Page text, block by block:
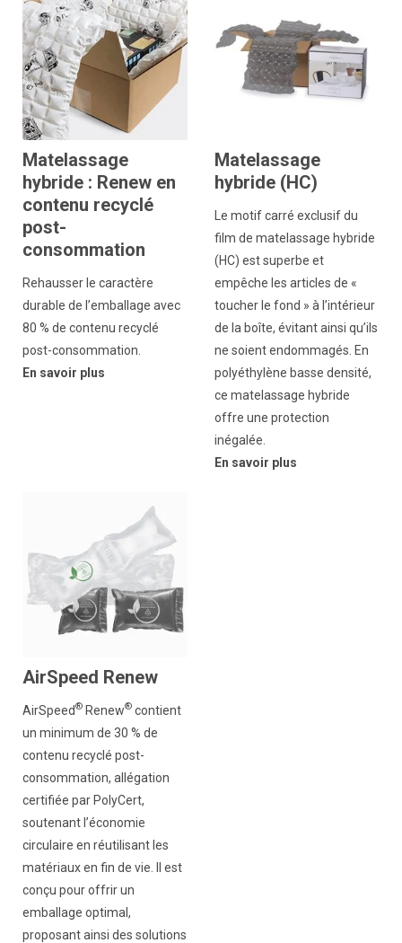
Matelassage
hybride : Renew en
contenu recyclé
post-
consommation
Rehausser le caractère
durable de l’emballage avec
80 % de contenu recyclé
post-consommation.
En savoir plus
Matelassage
hybride (HC)
Le motif carré exclusif du
film de matelassage hybride
(HC) est superbe et
empêche les articles de «
toucher le fond » à l’intérieur
de la boîte, évitant ainsi qu’ils
ne soient endommagés. En
polyéthylène basse densité,
ce matelassage hybride
offre une protection
inégalée.
En savoir plus
AirSpeed Renew
AirSpeed® Renew® contient
un minimum de 30 % de
contenu recyclé post-
consommation, allégation
certifiée par PolyCert,
soutenant l’économie
circulaire en réutilisant les
matériaux en fin de vie. Il est
conçu pour offrir un
emballage optimal,
proposant ainsi des solutions